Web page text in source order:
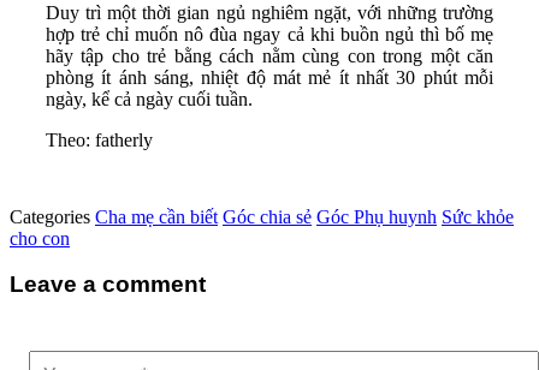
Duy trì một thời gian ngủ nghiêm ngặt, với những trường
hợp trẻ chỉ muốn nô đùa ngay cả khi buồn ngủ thì bố mẹ
hãy tập cho trẻ bằng cách nằm cùng con trong một căn
phòng ít ánh sáng, nhiệt độ mát mẻ ít nhất 30 phút mỗi
ngày, kể cả ngày cuối tuần.
Theo: fatherly
Categories Cha mẹ cần biết Góc chia sẻ Góc Phụ huynh Sức khỏe
cho con
Leave a comment